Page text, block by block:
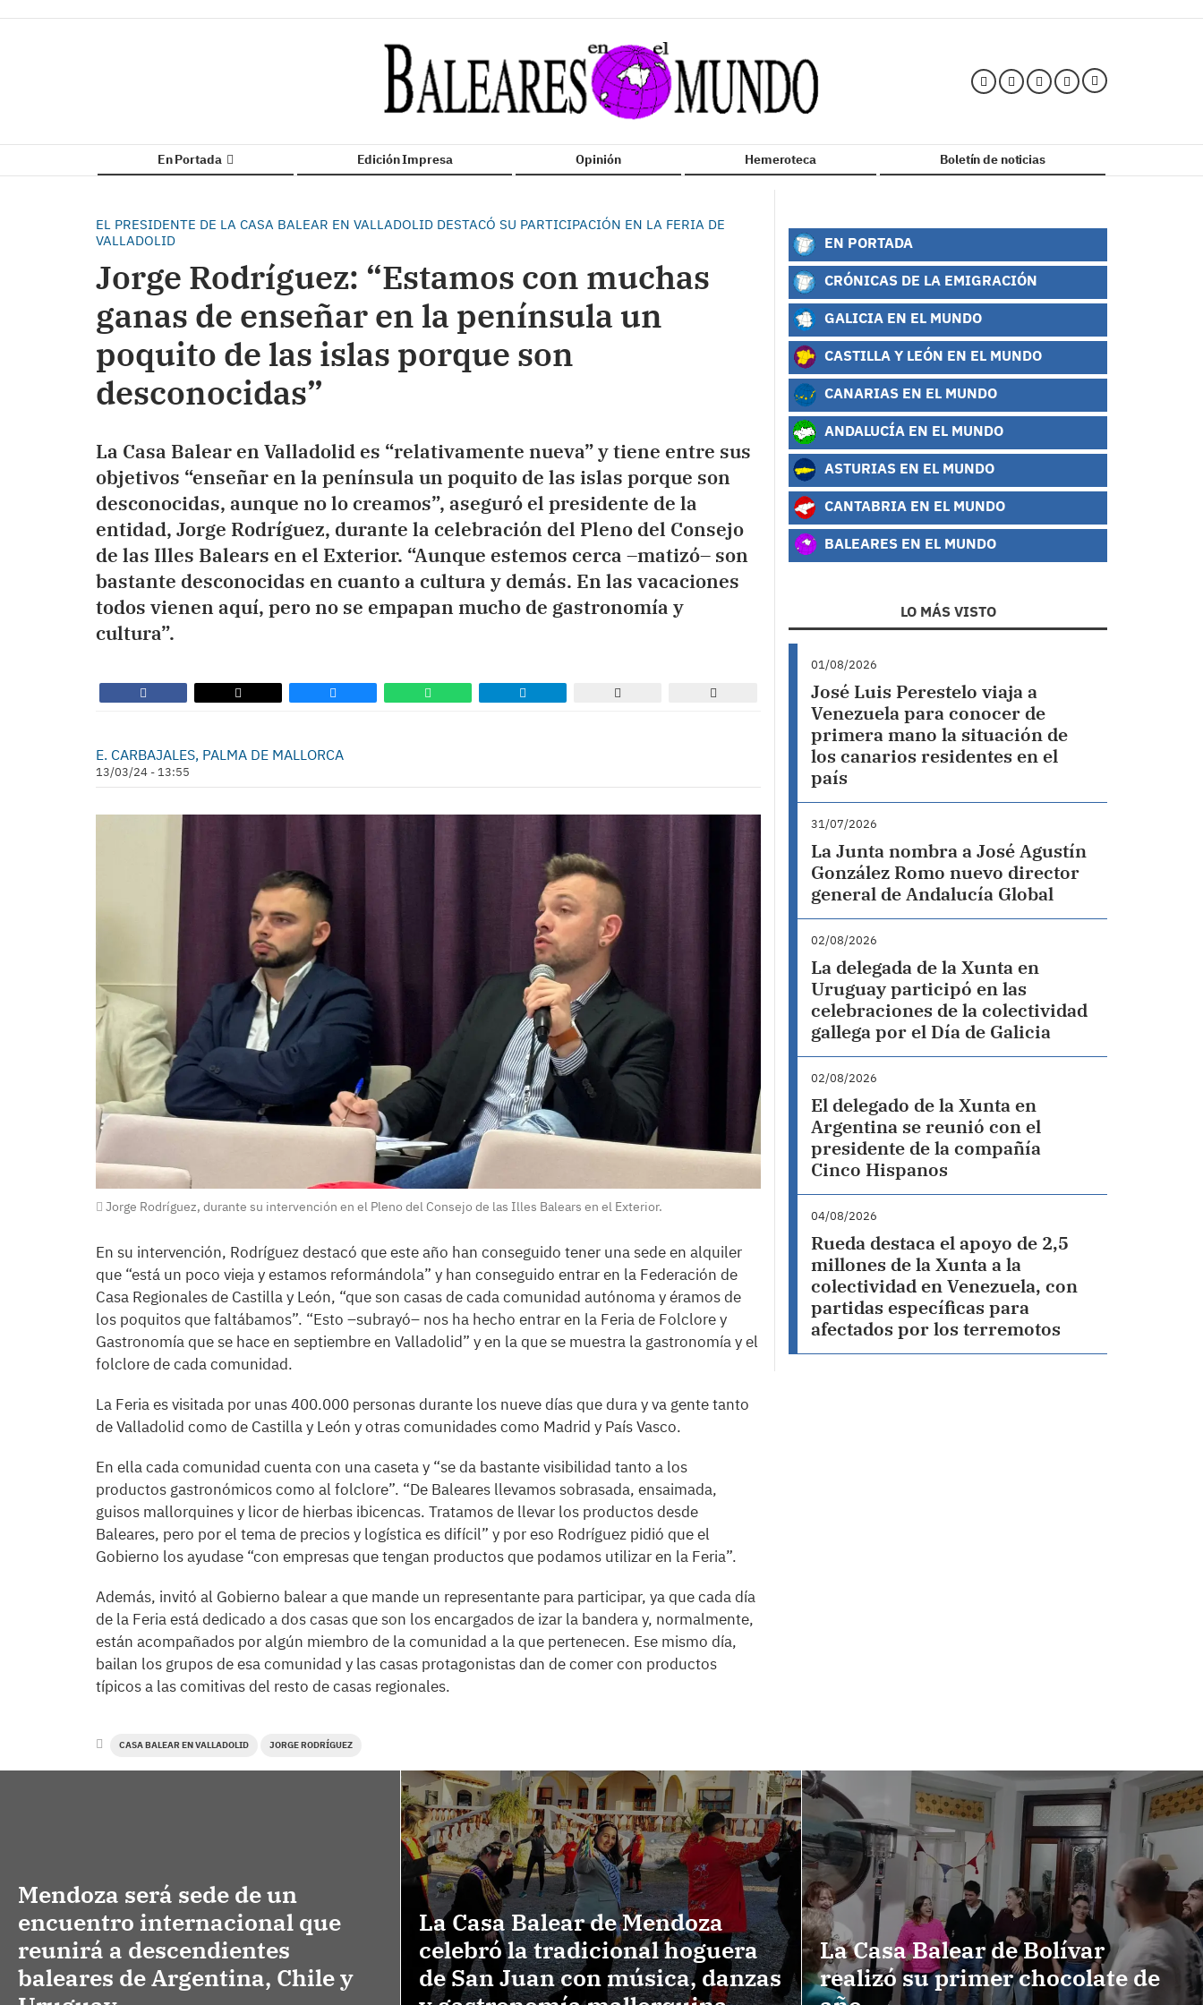
En Portada Edición Impresa Opinión Hemeroteca Boletín de noticias
EL PRESIDENTE DE LA CASA BALEAR EN VALLADOLID DESTACÓ SU PARTICIPACIÓN EN LA FERIA DE
VALLADOLID
Jorge Rodríguez: “Estamos con muchas
ganas de enseñar en la península un
poquito de las islas porque son
desconocidas”
La Casa Balear en Valladolid es “relativamente nueva” y tiene entre sus
objetivos “enseñar en la península un poquito de las islas porque son
desconocidas, aunque no lo creamos”, aseguró el presidente de la
entidad, Jorge Rodríguez, durante la celebración del Pleno del Consejo
de las Illes Balears en el Exterior. “Aunque estemos cerca –matizó– son
bastante desconocidas en cuanto a cultura y demás. En las vacaciones
todos vienen aquí, pero no se empapan mucho de gastronomía y
cultura”.
E. CARBAJALES, PALMA DE MALLORCA
13/03/24 - 13:55
Jorge Rodríguez, durante su intervención en el Pleno del Consejo de las Illes Balears en el Exterior.
En su intervención, Rodríguez destacó que este año han conseguido tener una sede en alquiler
que “está un poco vieja y estamos reformándola” y han conseguido entrar en la Federación de
Casa Regionales de Castilla y León, “que son casas de cada comunidad autónoma y éramos de
los poquitos que faltábamos”. “Esto –subrayó– nos ha hecho entrar en la Feria de Folclore y
Gastronomía que se hace en septiembre en Valladolid” y en la que se muestra la gastronomía y el
folclore de cada comunidad.
La Feria es visitada por unas 400.000 personas durante los nueve días que dura y va gente tanto
de Valladolid como de Castilla y León y otras comunidades como Madrid y País Vasco.
En ella cada comunidad cuenta con una caseta y “se da bastante visibilidad tanto a los
productos gastronómicos como al folclore”. “De Baleares llevamos sobrasada, ensaimada,
guisos mallorquines y licor de hierbas ibicencas. Tratamos de llevar los productos desde
Baleares, pero por el tema de precios y logística es difícil” y por eso Rodríguez pidió que el
Gobierno los ayudase “con empresas que tengan productos que podamos utilizar en la Feria”.
Además, invitó al Gobierno balear a que mande un representante para participar, ya que cada día
de la Feria está dedicado a dos casas que son los encargados de izar la bandera y, normalmente,
están acompañados por algún miembro de la comunidad a la que pertenecen. Ese mismo día,
bailan los grupos de esa comunidad y las casas protagonistas dan de comer con productos
típicos a las comitivas del resto de casas regionales.
CASA BALEAR EN VALLADOLID JORGE RODRÍGUEZ
EN PORTADA
CRÓNICAS DE LA EMIGRACIÓN
GALICIA EN EL MUNDO
CASTILLA Y LEÓN EN EL MUNDO
CANARIAS EN EL MUNDO
ANDALUCÍA EN EL MUNDO
ASTURIAS EN EL MUNDO
CANTABRIA EN EL MUNDO
BALEARES EN EL MUNDO
LO MÁS VISTO
01/08/2026
José Luis Perestelo viaja a
Venezuela para conocer de
primera mano la situación de
los canarios residentes en el
país
31/07/2026
La Junta nombra a José Agustín
González Romo nuevo director
general de Andalucía Global
02/08/2026
La delegada de la Xunta en
Uruguay participó en las
celebraciones de la colectividad
gallega por el Día de Galicia
02/08/2026
El delegado de la Xunta en
Argentina se reunió con el
presidente de la compañía
Cinco Hispanos
04/08/2026
Rueda destaca el apoyo de 2,5
millones de la Xunta a la
colectividad en Venezuela, con
partidas específicas para
afectados por los terremotos
Mendoza será sede de un
encuentro internacional que
reunirá a descendientes
baleares de Argentina, Chile y
La Casa Balear de Mendoza
celebró la tradicional hoguera
de San Juan con música, danzas
La Casa Balear de Bolívar
realizó su primer chocolate de